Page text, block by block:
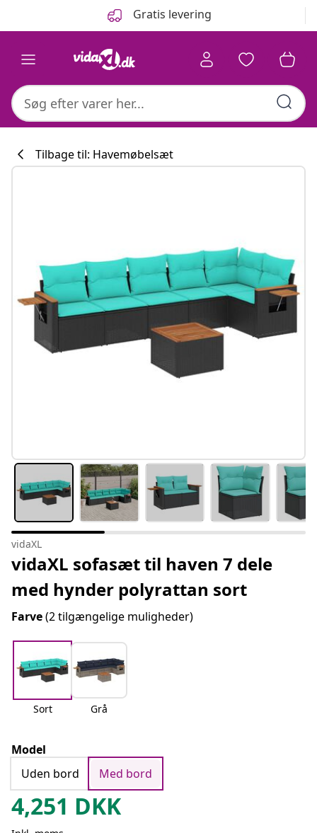
Gratis levering
#sharemevidaxl
Tilbage til: Havemøbelsæt
vidaXL
vidaXL sofasæt til haven 7 dele
med hynder polyrattan sort
Farve(2 tilgængelige muligheder)
Sort Grå
Model
Uden bord
Med bord
4,251 DKK